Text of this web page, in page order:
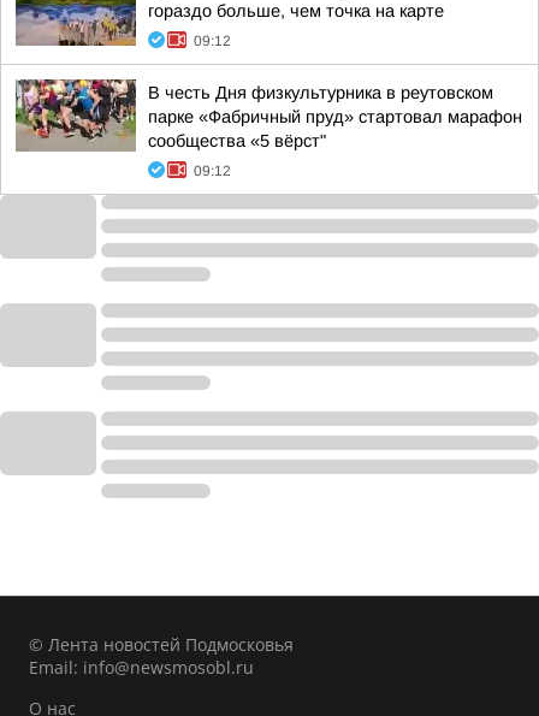
гораздо больше, чем точка на карте
09:12
В честь Дня физкультурника в реутовском
парке «Фабричный пруд» стартовал марафон
сообщества «5 вёрст"
09:12
© Лента новостей Подмосковья
Email: info@newsmosobl.ru
О нас